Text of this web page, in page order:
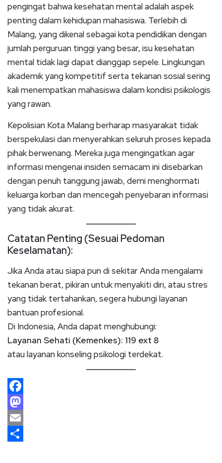
pengingat bahwa kesehatan mental adalah aspek
penting dalam kehidupan mahasiswa. Terlebih di
Malang, yang dikenal sebagai kota pendidikan dengan
jumlah perguruan tinggi yang besar, isu kesehatan
mental tidak lagi dapat dianggap sepele. Lingkungan
akademik yang kompetitif serta tekanan sosial sering
kali menempatkan mahasiswa dalam kondisi psikologis
yang rawan.
Kepolisian Kota Malang berharap masyarakat tidak
berspekulasi dan menyerahkan seluruh proses kepada
pihak berwenang. Mereka juga mengingatkan agar
informasi mengenai insiden semacam ini disebarkan
dengan penuh tanggung jawab, demi menghormati
keluarga korban dan mencegah penyebaran informasi
yang tidak akurat.
Catatan Penting (Sesuai Pedoman
Keselamatan):
Jika Anda atau siapa pun di sekitar Anda mengalami
tekanan berat, pikiran untuk menyakiti diri, atau stres
yang tidak tertahankan, segera hubungi layanan
bantuan profesional.
Di Indonesia, Anda dapat menghubungi:
Layanan Sehati (Kemenkes): 119 ext 8
atau layanan konseling psikologi terdekat.
Facebook
Mastodon
Email